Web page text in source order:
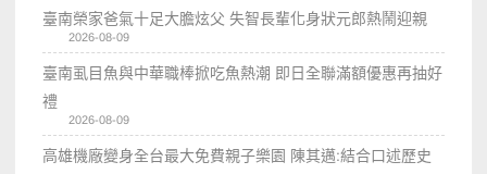
臺南榮家爸氣十足大膽炫父 失智長輩化身狀元郎熱鬧迎親
2026-08-09
臺南虱目魚與中華職棒掀吃魚熱潮 即日全聯滿額優惠再抽好
禮
2026-08-09
高雄機廠變身全台最大免費親子樂園 陳其邁:結合口述歷史